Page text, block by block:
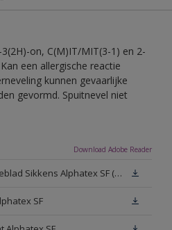
on, C(M)IT/MIT(3-1) en 2-
een allergische reactie
kunnen gevaarlijke
gevormd. Spuitnevel niet
Download Adobe Reader
Technische Informatieblad Sikkens Alphatex SF (PDF)
SF